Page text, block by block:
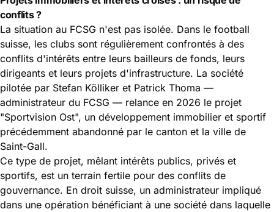
conflits ?
La situation au FCSG n'est pas isolée. Dans le football
suisse, les clubs sont régulièrement confrontés à des
conflits d'intérêts entre leurs bailleurs de fonds, leurs
dirigeants et leurs projets d'infrastructure. La société
pilotée par Stefan Kölliker et Patrick Thoma —
administrateur du FCSG — relance en 2026 le projet
"Sportvision Ost", un développement immobilier et sportif
précédemment abandonné par le canton et la ville de
Saint-Gall.
Ce type de projet, mêlant intérêts publics, privés et
sportifs, est un terrain fertile pour des conflits de
gouvernance. En droit suisse, un administrateur impliqué
dans une opération bénéficiant à une société dans laquelle